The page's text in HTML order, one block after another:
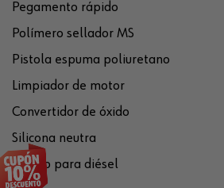
Pegamento rápido
Polímero sellador MS
Pistola espuma poliuretano
Limpiador de motor
Convertidor de óxido
Silicona neutra
Aditivo para diésel